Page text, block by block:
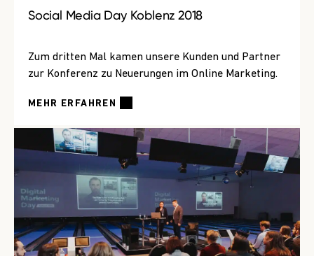
Social Media Day Koblenz 2018
Zum dritten Mal kamen unsere Kunden und Partner
zur Konferenz zu Neuerungen im Online Marketing.
MEHR ERFAHREN